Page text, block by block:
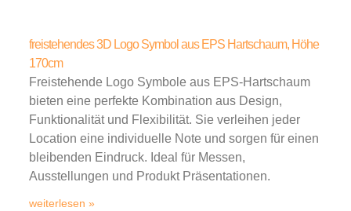
freistehendes 3D Logo Symbol aus EPS Hartschaum, Höhe
170cm
Freistehende Logo Symbole aus EPS-Hartschaum
bieten eine perfekte Kombination aus Design,
Funktionalität und Flexibilität. Sie verleihen jeder
Location eine individuelle Note und sorgen für einen
bleibenden Eindruck. Ideal für Messen,
Ausstellungen und Produkt Präsentationen.
weiterlesen »